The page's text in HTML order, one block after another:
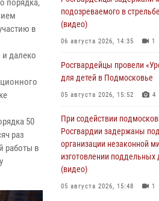
порядка,
в
далеко
50
раз
работы в
подозреваемого в
(видео)
06 августа 2026, 14:35 1
Росгвардейцы провели
для детей в Подмосковье
05 августа 2026, 15:52 4
При содействии
Росгвардии задержаны
организации незаконной
изготовлении поддельных
(видео)
05 августа 2026, 15:48 1